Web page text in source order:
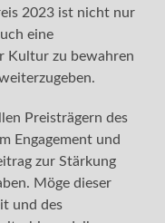
2023 ist nicht nur
eine
Kultur zu bewahren
Preisträgern des
Engagement und
zur Stärkung
Möge dieser
und des